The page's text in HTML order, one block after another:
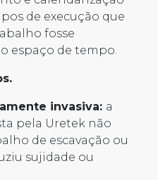
de execução que
fosse
espaço de tempo.
invasiva: a
pela Uretek não
de escavação ou
sujidade ou